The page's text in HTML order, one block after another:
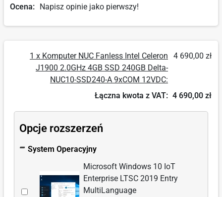
Ocena: Napisz opinie jako pierwszy!
1 x Komputer NUC Fanless Intel Celeron
J1900 2.0GHz 4GB SSD 240GB Delta-
NUC10-SSD240-A 9xCOM 12VDC:
4 690,00 zł
Łączna kwota z VAT: 4 690,00 zł
Opcje rozszerzeń
System Operacyjny
Wybierz
Microsoft Windows 10 IoT
Enterprise LTSC 2019 Entry
MultiLanguage